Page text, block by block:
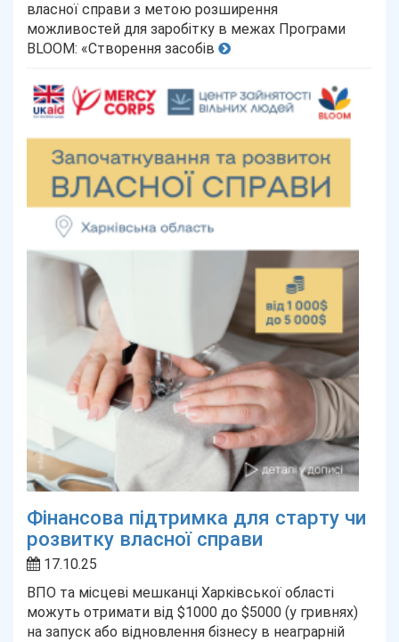
власної справи з метою розширення
можливостей для заробітку в межах Програми
BLOOM: «Створення засобів
Фінансова підтримка для старту чи
розвитку власної справи
17.10.25
ВПО та місцеві мешканці Харківської області
можуть отримати від $1000 до $5000 (у гривнях)
на запуск або відновлення бізнесу в неаграрній